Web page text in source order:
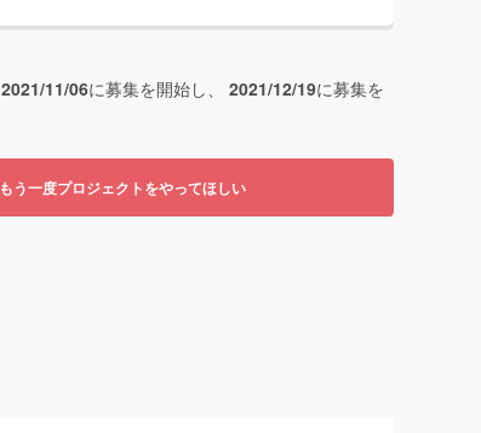
2021/11/06に募集を開始し、 2021/12/19に募集を
もう一度プロジェクトをやってほしい